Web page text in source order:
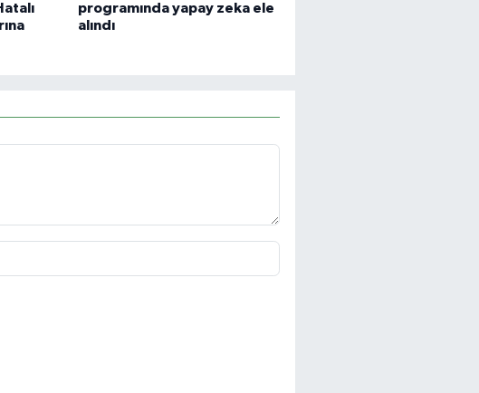
programında yapay zeka ele
alındı